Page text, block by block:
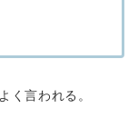
く言われる。